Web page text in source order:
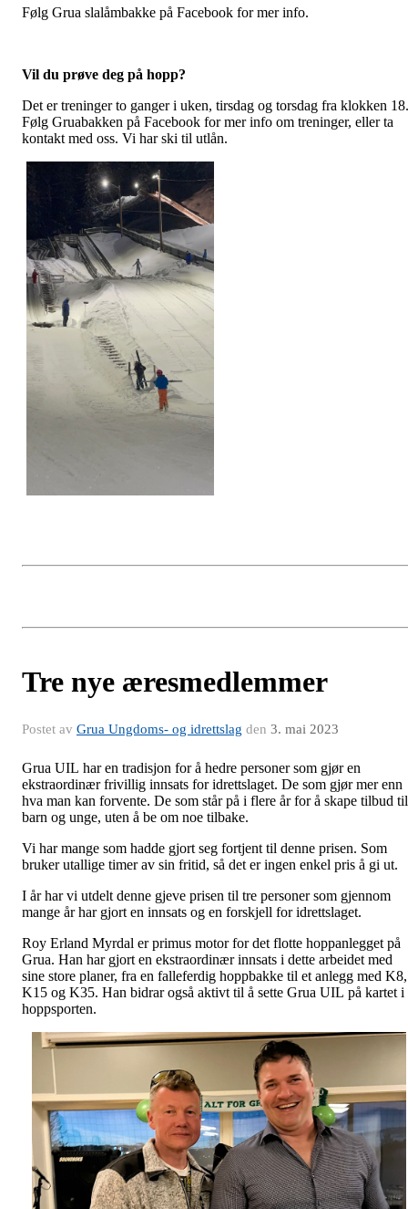
Følg Grua slalåmbakke på Facebook for mer info.
Vil du prøve deg på hopp?
Det er treninger to ganger i uken, tirsdag og torsdag fra klokken 18.
Følg Gruabakken på Facebook for mer info om treninger, eller ta
kontakt med oss. Vi har ski til utlån.
Tre nye æresmedlemmer
Postet av Grua Ungdoms- og idrettslag den 3. mai 2023
Grua UIL har en tradisjon for å hedre personer som gjør en
ekstraordinær frivillig innsats for idrettslaget. De som gjør mer enn
hva man kan forvente. De som står på i flere år for å skape tilbud til
barn og unge, uten å be om noe tilbake.
Vi har mange som hadde gjort seg fortjent til denne prisen. Som
bruker utallige timer av sin fritid, så det er ingen enkel pris å gi ut.
I år har vi utdelt denne gjeve prisen til tre personer som gjennom
mange år har gjort en innsats og en forskjell for idrettslaget.
Roy Erland Myrdal er primus motor for det flotte hoppanlegget på
Grua. Han har gjort en ekstraordinær innsats i dette arbeidet med
sine store planer, fra en falleferdig hoppbakke til et anlegg med K8,
K15 og K35. Han bidrar også aktivt til å sette Grua UIL på kartet i
hoppsporten.